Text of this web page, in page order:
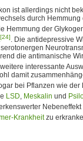
ist allerdings nicht
durch Hemmung
Hemmung der
[24]. Die antidepressive
die antimanische
interessante
damit
bei Pflanzen wie
LSD, Meskalin und
Krankheitzu